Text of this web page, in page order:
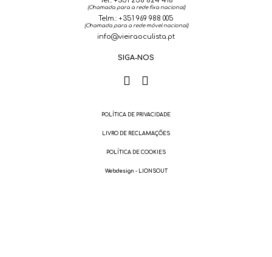
(Chamada para a rede fixa nacional)
Telm.: +351 969 988 005
(Chamada para a rede móvel nacional)
info@vieiraoculista.pt
SIGA-NOS
POLÍTICA DE PRIVACIDADE
LIVRO DE RECLAMAÇÕES
POLÍTICA DE COOKIES
Webdesign - LIONSOUT